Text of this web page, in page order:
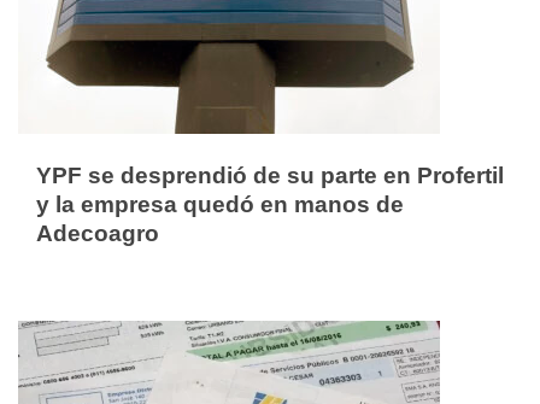
YPF se desprendió de su parte en Profertil
y la empresa quedó en manos de
Adecoagro